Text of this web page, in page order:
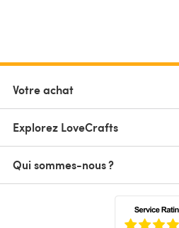
Votre achat
Explorez LoveCrafts
Qui sommes-nous ?